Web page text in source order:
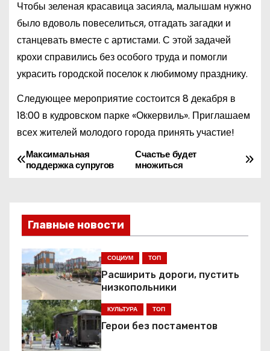
Чтобы зеленая красавица засияла, малышам нужно
было вдоволь повеселиться, отгадать загадки и
станцевать вместе с артистами. С этой задачей
крохи справились без особого труда и помогли
украсить городской поселок к любимому празднику.
Следующее мероприятие состоится 8 декабря в
18:00 в кудровском парке «Оккервиль». Приглашаем
всех жителей молодого города принять участие!
Н
в
и
г
а
ц
и
Счастье будет
множиться
Максимальная
поддержка супругов
Главные новости
СОЦИУМ ТОП
Расширить дороги, пустить
низкопольники
КУЛЬТУРА ТОП
Герои без постаментов